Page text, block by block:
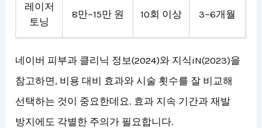
레이저
토닝
8만~15만 원 10회 이상 3~6개월
네이버 피부과 클리닉 정보(2024)와 지식iN(2023)을
참고하면, 비용 대비 효과와 시술 횟수를 잘 비교해
선택하는 것이 중요한데요. 효과 지속 기간과 재발
방지에도 각별한 주의가 필요합니다.